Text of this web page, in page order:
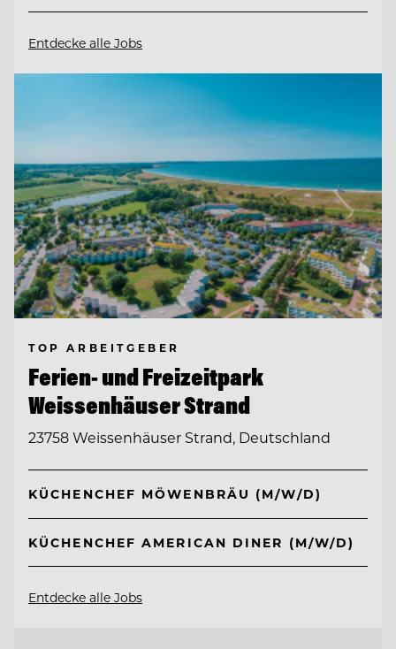
Entdecke alle Jobs
TOP ARBEITGEBER
Ferien- und Freizeitpark
Weissenhäuser Strand
23758 Weissenhäuser Strand, Deutschland
KÜCHENCHEF MÖWENBRÄU (M/W/D)
KÜCHENCHEF AMERICAN DINER (M/W/D)
Entdecke alle Jobs